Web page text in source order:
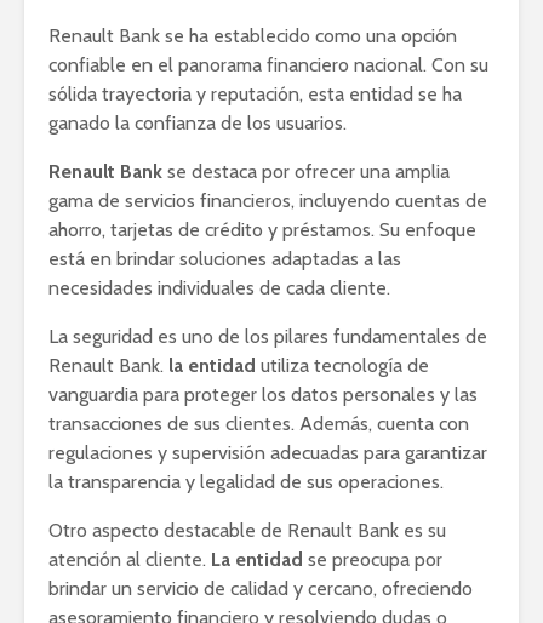
Renault Bank se ha establecido como una opción
confiable en el panorama financiero nacional. Con su
sólida trayectoria y reputación, esta entidad se ha
ganado la confianza de los usuarios.
Renault Bank se destaca por ofrecer una amplia
gama de servicios financieros, incluyendo cuentas de
ahorro, tarjetas de crédito y préstamos. Su enfoque
está en brindar soluciones adaptadas a las
necesidades individuales de cada cliente.
La seguridad es uno de los pilares fundamentales de
Renault Bank. la entidad utiliza tecnología de
vanguardia para proteger los datos personales y las
transacciones de sus clientes. Además, cuenta con
regulaciones y supervisión adecuadas para garantizar
la transparencia y legalidad de sus operaciones.
Otro aspecto destacable de Renault Bank es su
atención al cliente. La entidad se preocupa por
brindar un servicio de calidad y cercano, ofreciendo
asesoramiento financiero y resolviendo dudas o